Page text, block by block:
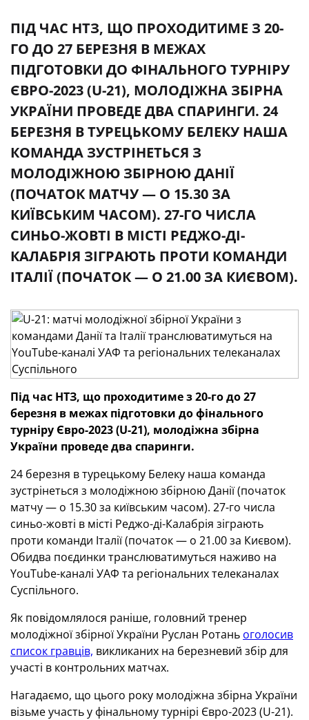
ПІД ЧАС НТЗ, ЩО ПРОХОДИТИМЕ З 20-
ГО ДО 27 БЕРЕЗНЯ В МЕЖАХ
ПІДГОТОВКИ ДО ФІНАЛЬНОГО ТУРНІРУ
ЄВРО-2023 (U-21), МОЛОДІЖНА ЗБІРНА
УКРАЇНИ ПРОВЕДЕ ДВА СПАРИНГИ. 24
БЕРЕЗНЯ В ТУРЕЦЬКОМУ БЕЛЕКУ НАША
КОМАНДА ЗУСТРІНЕТЬСЯ З
МОЛОДІЖНОЮ ЗБІРНОЮ ДАНІЇ
(ПОЧАТОК МАТЧУ — О 15.30 ЗА
КИЇВСЬКИМ ЧАСОМ). 27-ГО ЧИСЛА
СИНЬО-ЖОВТІ В МІСТІ РЕДЖО-ДІ-
КАЛАБРІЯ ЗІГРАЮТЬ ПРОТИ КОМАНДИ
ІТАЛІЇ (ПОЧАТОК — О 21.00 ЗА КИЄВОМ).
Під час НТЗ, що проходитиме з 20-го до 27
березня в межах підготовки до фінального
турніру Євро-2023 (U-21), молодіжна збірна
України проведе два спаринги.
24 березня в турецькому Белеку наша команда
зустрінеться з молодіжною збірною Данії (початок
матчу — о 15.30 за київським часом). 27-го числа
синьо-жовті в місті Реджо-ді-Калабрія зіграють
проти команди Італії (початок — о 21.00 за Києвом).
Обидва поєдинки транслюватимуться наживо на
YouTube-каналі УАФ та регіональних телеканалах
Суспільного.
Як повідомлялося раніше, головний тренер
молодіжної збірної України Руслан Ротань оголосив
список гравців, викликаних на березневий збір для
участі в контрольних матчах.
Нагадаємо, що цього року молодіжна збірна України
візьме участь у фінальному турнірі Євро-2023 (U-21).